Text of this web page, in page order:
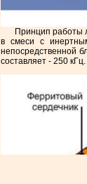
Принцип работы
в смеси с
непосредственной
составляет - 250 кГц.